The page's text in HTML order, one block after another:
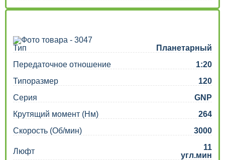
Тип
Планетарный
Передаточное отношение
1:20
Типоразмер
120
Серия
GNP
Крутящий момент (Нм)
264
Скорость (Об/мин)
3000
Люфт
11
угл.мин